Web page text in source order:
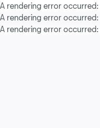
A rendering error occurred:
A rendering error occurred:
A rendering error occurred: